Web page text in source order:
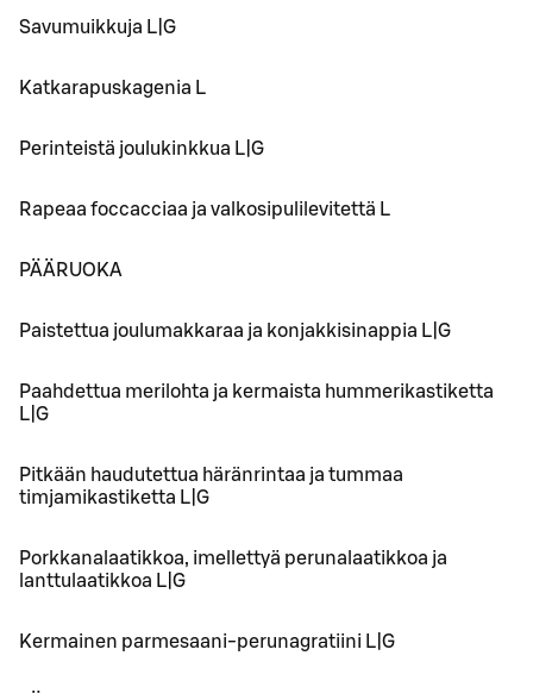
Savumuikkuja L|G
Katkarapuskagenia L
Perinteistä joulukinkkua L|G
Rapeaa foccacciaa ja valkosipulilevitettä L
PÄÄRUOKA
Paistettua joulumakkaraa ja konjakkisinappia L|G
Paahdettua merilohta ja kermaista hummerikastiketta
L|G
Pitkään haudutettua häränrintaa ja tummaa
timjamikastiketta L|G
Porkkanalaatikkoa, imellettyä perunalaatikkoa ja
lanttulaatikkoa L|G
Kermainen parmesaani-perunagratiini L|G